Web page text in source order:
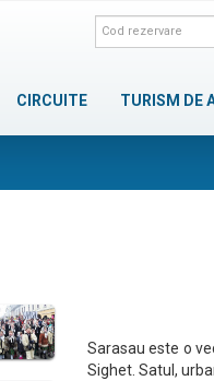
CIRCUITE TURISM DE
Sarasau este o
Sighet. Satul,